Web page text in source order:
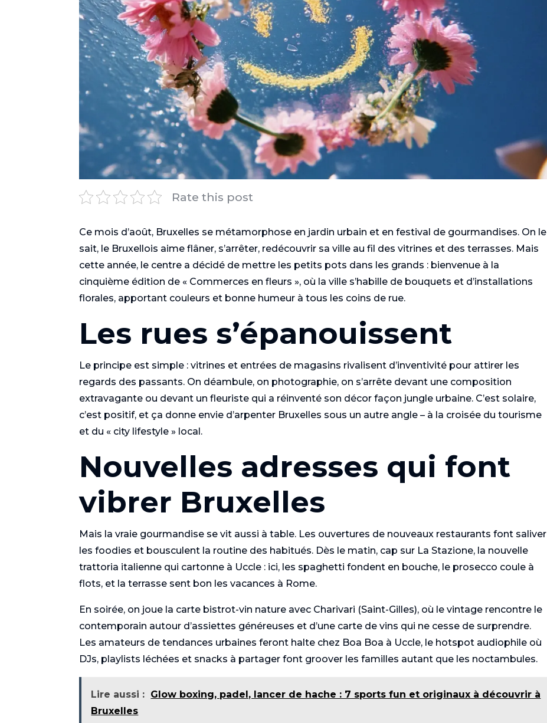
Rate this post
Ce mois d’août, Bruxelles se métamorphose en jardin urbain et en festival de gourmandises. On le
sait, le Bruxellois aime flâner, s’arrêter, redécouvrir sa ville au fil des vitrines et des terrasses. Mais
cette année, le centre a décidé de mettre les petits pots dans les grands : bienvenue à la
cinquième édition de « Commerces en fleurs », où la ville s’habille de bouquets et d’installations
florales, apportant couleurs et bonne humeur à tous les coins de rue.
Les rues s’épanouissent
Le principe est simple : vitrines et entrées de magasins rivalisent d’inventivité pour attirer les
regards des passants. On déambule, on photographie, on s’arrête devant une composition
extravagante ou devant un fleuriste qui a réinventé son décor façon jungle urbaine. C’est solaire,
c’est positif, et ça donne envie d’arpenter Bruxelles sous un autre angle – à la croisée du tourisme
et du « city lifestyle » local.
Nouvelles adresses qui font
vibrer Bruxelles
Mais la vraie gourmandise se vit aussi à table. Les ouvertures de nouveaux restaurants font saliver
les foodies et bousculent la routine des habitués. Dès le matin, cap sur La Stazione, la nouvelle
trattoria italienne qui cartonne à Uccle : ici, les spaghetti fondent en bouche, le prosecco coule à
flots, et la terrasse sent bon les vacances à Rome.
En soirée, on joue la carte bistrot-vin nature avec Charivari (Saint-Gilles), où le vintage rencontre le
contemporain autour d’assiettes généreuses et d’une carte de vins qui ne cesse de surprendre.
Les amateurs de tendances urbaines feront halte chez Boa Boa à Uccle, le hotspot audiophile où
DJs, playlists léchées et snacks à partager font groover les familles autant que les noctambules.
Lire aussi : Glow boxing, padel, lancer de hache : 7 sports fun et originaux à découvrir à
Bruxelles